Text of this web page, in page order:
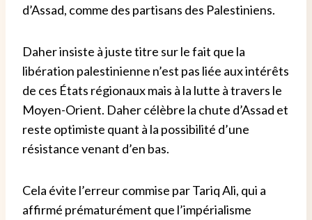
d’Assad, comme des partisans des Palestiniens.
Daher insiste à juste titre sur le fait que la
libération palestinienne n’est pas liée aux intérêts
de ces États régionaux mais à la lutte à travers le
Moyen-Orient. Daher célèbre la chute d’Assad et
reste optimiste quant à la possibilité d’une
résistance venant d’en bas.
Cela évite l’erreur commise par Tariq Ali, qui a
affirmé prématurément que l’impérialisme